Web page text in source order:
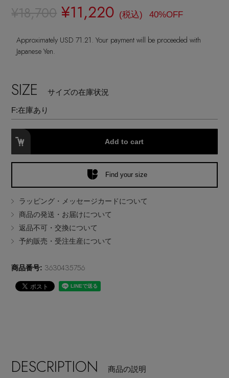
チャーム・ストラップ
その他(傘・ハンカチ・時計など)
EDITOR'S CLOSET
メルマガ PICKUP
PERSONAL COLOR
エディター厳選ギフト
¥18,700 ¥11,220 (税込) 40%OFF
Approximately USD 71.21. Your payment will be proceeded with
Japanese Yen.
SIZE サイズの在庫状況
F:在庫あり
Add to cart
Find your size
ラッピング・メッセージカードについて
商品の発送・お届けについて
返品不可・交換について
予約販売・受注生産について
商品番号: 3630435756
DESCRIPTION 商品の説明